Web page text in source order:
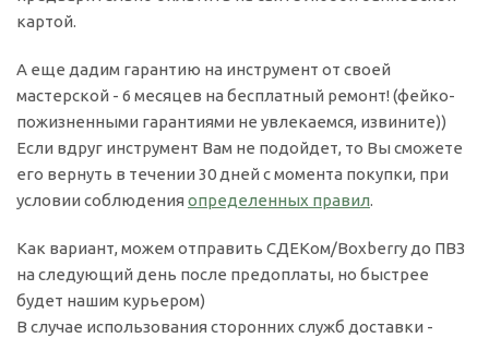
картой.
А еще дадим гарантию на инструмент от своей
мастерской - 6 месяцев на бесплатный ремонт! (фейко-
пожизненными гарантиями не увлекаемся, извините))
Если вдруг инструмент Вам не подойдет, то Вы сможете
его вернуть в течении 30 дней с момента покупки, при
условии соблюдения определенных правил.
Как вариант, можем отправить СДЕКом/Boxberry до ПВЗ
на следующий день после предоплаты, но быстрее
будет нашим курьером)
В случае использования сторонних служб доставки -